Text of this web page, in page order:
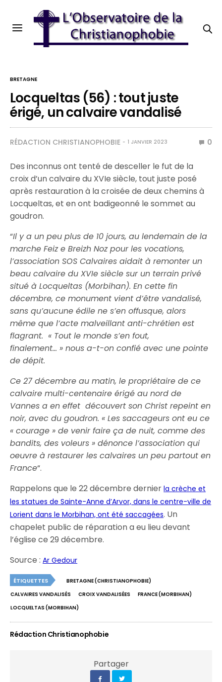
BRETAGNE
Locqueltas (56) : tout juste
érigé, un calvaire vandalisé
RÉDACTION CHRISTIANOPHOBIE 1 JANVIER 2023 0
Des inconnus ont tenté de desceller le fut de la
croix d’un calvaire du XVIe siècle, tout juste posé
après restauration à la croisée de deux chemins à
Locqueltas, et en ont badigeonné le sommet au
goudron.
“Il y a un peu plus de 10 jours, au lendemain de la
marche Feiz e Breizh Noz pour les vocations,
l’association SOS Calvaires aidait à remonter un
beau calvaire du XVIe siècle sur un terrain privé
situé à Locqueltas (Morbihan). En cette fin
décembre, ce monument vient d’être vandalisé,
sans qu’aucune édile ne s’en offusque, alors
même que l’acte malveillant anti-chrétien est
flagrant. « Tout le monde s’en fout,
finalement… » nous a-t-on confié avec une pointe
de dépit.
Ce 27 décembre au matin, le propriétaire de ce
calvaire multi-centenaire érigé au nord de
Vannes a en effet découvert son Christ repeint en
noir, avec du goudron. « Les saccageurs ont eu ce
« courage » de venir faire ça de nuit, comme des
bandits, des voleurs » dénonce l’association qui
oeuvre à restaurer les calvaires un peu partout en
France“.
Rappelons que le 22 décembre dernierla crèche et
les statues de Sainte-Anne d’Arvor, dans le centre-ville de
Lorient dans le Morbihan, ont été saccagées. Un
chapelet public de réparation a eu lieu devant
l’église ce 29 décembre.
Source :Ar Gedour
ÉTIQUETTES
BRETAGNE (CHRISTIANOPHOBIE)
CALVAIRES VANDALISÉS
CROIX VANDALISÉES
FRANCE (MORBIHAN)
LOCQUELTAS (MORBIHAN)
Rédaction Christianophobie
Partager